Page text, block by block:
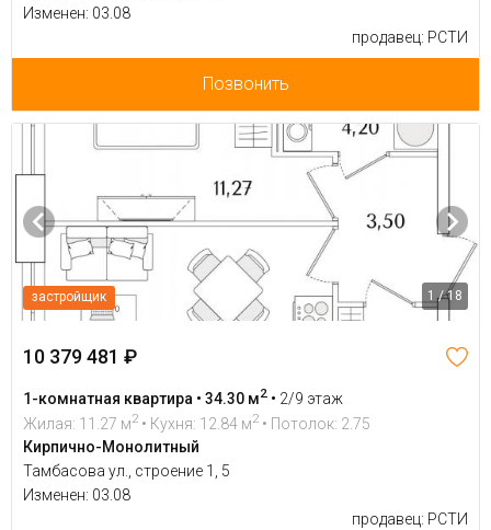
Изменен: 03.08
продавец: РСТИ
Позвонить
застройщик 1 / 18
10 379 481 ₽
1-комнатная квартира • 34.30 м2 • 2/9 этаж
Жилая: 11.27 м2 • Кухня: 12.84 м2 • Потолок: 2.75
Кирпично-Монолитный
Тамбасова ул., строение 1, 5
Изменен: 03.08
продавец: РСТИ